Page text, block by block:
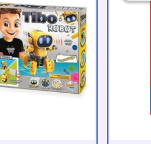
:
est :
TND
189.000.